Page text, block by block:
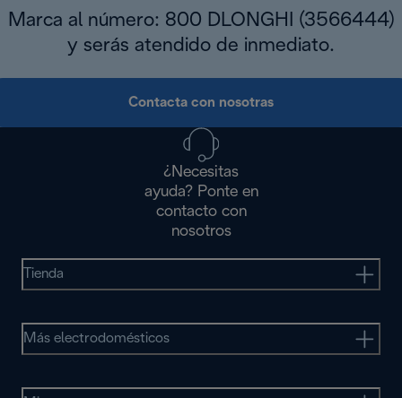
Marca al número: 800 DLONGHI (3566444)
y serás atendido de inmediato.
Contacta con nosotras
¿Necesitas
ayuda? Ponte en
contacto con
nosotros
Tienda
Más electrodomésticos